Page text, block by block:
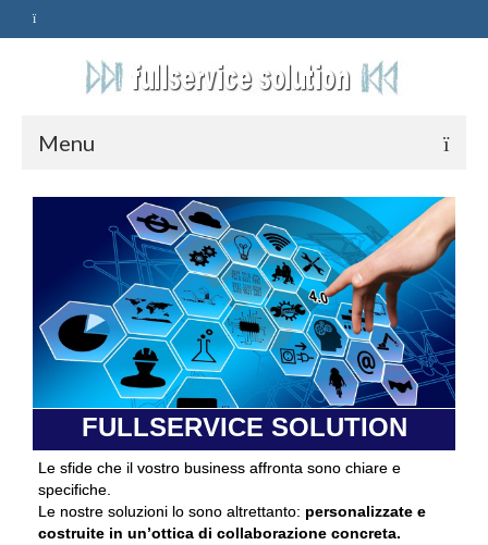
Menu
HOME
ASSISTENZA
POLITICA
Qualità
PRIVACY
CONTATTI
FULLSERVICE SOLUTION
Le sfide che il vostro business affronta sono chiare e
specifiche.
Le nostre soluzioni lo sono altrettanto: personalizzate e
costruite in un’ottica di collaborazione concreta.